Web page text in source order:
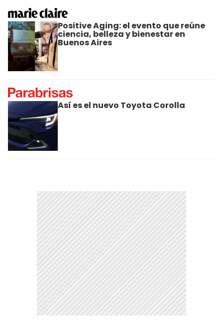
Positive Aging: el evento que reúne
ciencia, belleza y bienestar en
Buenos Aires
Así es el nuevo Toyota Corolla